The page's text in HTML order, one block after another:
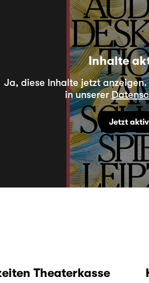
Inhalte
Ja, diese Inhalte jetzt
in unserer
Jetzt
Theaterkasse